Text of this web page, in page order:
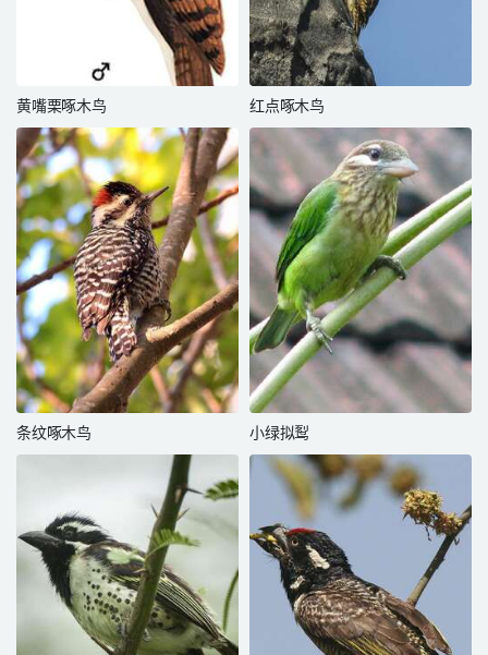
黄嘴栗啄木鸟 红点啄木鸟
条纹啄木鸟 小绿拟䴕